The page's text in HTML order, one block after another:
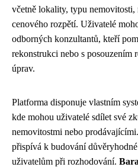
včetně lokality, typu nemovitosti,
cenového rozpětí. Uživatelé
odborných konzultantů, kteří
rekonstrukci nebo s posouzením
úprav.
Platforma disponuje vlastním
kde mohou uživatelé sdílet své
nemovitostmi nebo
přispívá k budování
uživatelům při rozhodování.